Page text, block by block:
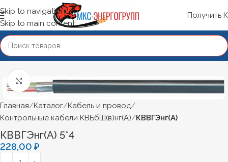
Skip to navigation
Skip to main content
Получить
Нажмите, чтобы увеличить
Главная Каталог
Кабель и провод
Контрольные кабели КВБбШ(в)нг(А)
КВВГЭнг(А)
КВВГЭнг(А) 5*4
228,00 ₽